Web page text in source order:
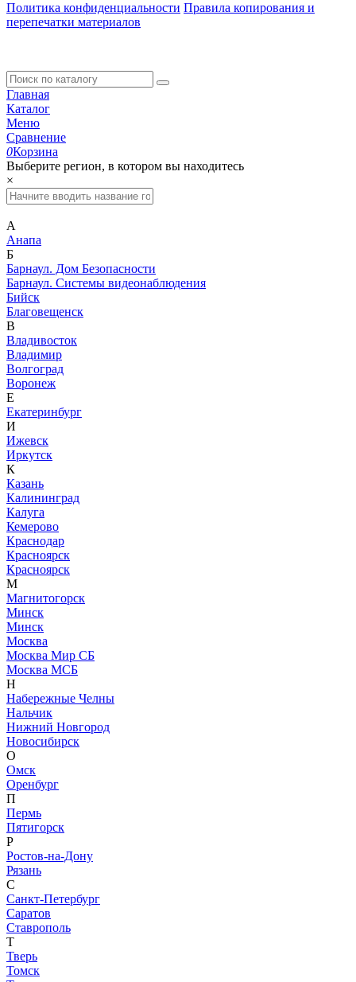
Политика конфиденциальности Правила копирования и
перепечатки материалов
Главная
Каталог
Меню
Сравнение
0Корзина
Выберите регион, в котором вы находитесь
×
А
Анапа
Б
Барнаул. Дом Безопасности
Барнаул. Системы видеонаблюдения
Бийск
Благовещенск
В
Владивосток
Владимир
Волгоград
Воронеж
Е
Екатеринбург
И
Ижевск
Иркутск
К
Казань
Калининград
Калуга
Кемерово
Краснодар
Красноярск
Красноярск
М
Магнитогорск
Минск
Минск
Москва
Москва Мир СБ
Москва МСБ
Н
Набережные Челны
Нальчик
Нижний Новгород
Новосибирск
О
Омск
Оренбург
П
Пермь
Пятигорск
Р
Ростов-на-Дону
Рязань
С
Санкт-Петербург
Саратов
Ставрополь
Т
Тверь
Томск